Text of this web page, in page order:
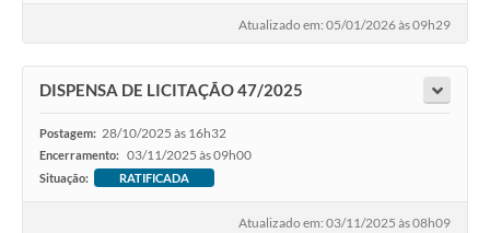
Atualizado em: 05/01/2026 às 09h29
DISPENSA DE LICITAÇÃO 47/2025
Postagem: 28/10/2025 às 16h32
Encerramento: 03/11/2025 às 09h00
Situação: RATIFICADA
Atualizado em: 03/11/2025 às 08h09